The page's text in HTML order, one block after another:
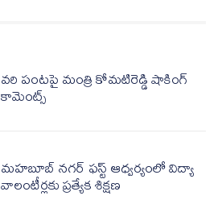
వరి పంటపై మంత్రి కోమటిరెడ్డి షాకింగ్
కామెంట్స్
మహబూబ్ నగర్ ఫస్ట్‌ ఆధ్వర్యంలో విద్యా
వాలంటీర్లకు ప్రత్యేక శిక్షణ